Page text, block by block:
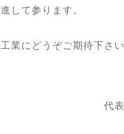
して参ります。
にどうぞご期待下さい
役 黒田